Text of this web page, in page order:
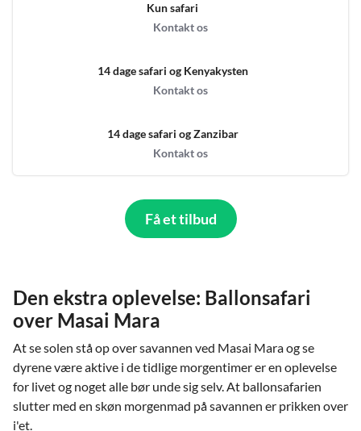
Kun safari
Kontakt os
14 dage safari og Kenyakysten
Kontakt os
14 dage safari og Zanzibar
Kontakt os
Få et tilbud
Den ekstra oplevelse: Ballonsafari
over Masai Mara
At se solen stå op over savannen ved Masai Mara og se
dyrene være aktive i de tidlige morgentimer er en oplevelse
for livet og noget alle bør unde sig selv. At ballonsafarien
slutter med en skøn morgenmad på savannen er prikken over
i'et.